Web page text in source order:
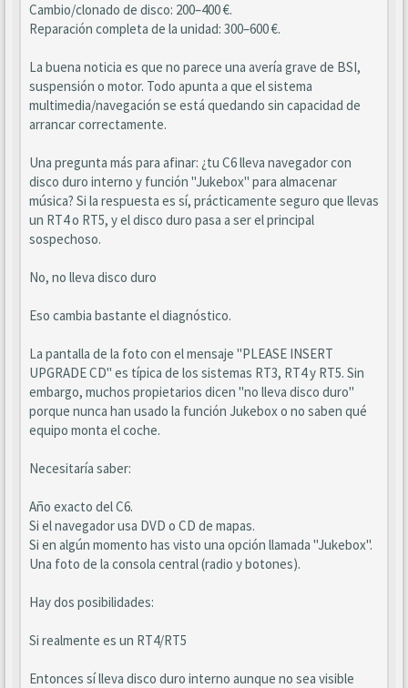
Cambio/clonado de disco: 200–400 €.
Reparación completa de la unidad: 300–600 €.
La buena noticia es que no parece una avería grave de BSI,
suspensión o motor. Todo apunta a que el sistema
multimedia/navegación se está quedando sin capacidad de
arrancar correctamente.
Una pregunta más para afinar: ¿tu C6 lleva navegador con
disco duro interno y función "Jukebox" para almacenar
música? Si la respuesta es sí, prácticamente seguro que llevas
un RT4 o RT5, y el disco duro pasa a ser el principal
sospechoso.
No, no lleva disco duro
Eso cambia bastante el diagnóstico.
La pantalla de la foto con el mensaje "PLEASE INSERT
UPGRADE CD" es típica de los sistemas RT3, RT4 y RT5. Sin
embargo, muchos propietarios dicen "no lleva disco duro"
porque nunca han usado la función Jukebox o no saben qué
equipo monta el coche.
Necesitaría saber:
Año exacto del C6.
Si el navegador usa DVD o CD de mapas.
Si en algún momento has visto una opción llamada "Jukebox".
Una foto de la consola central (radio y botones).
Hay dos posibilidades:
Si realmente es un RT4/RT5
Entonces sí lleva disco duro interno aunque no sea visible